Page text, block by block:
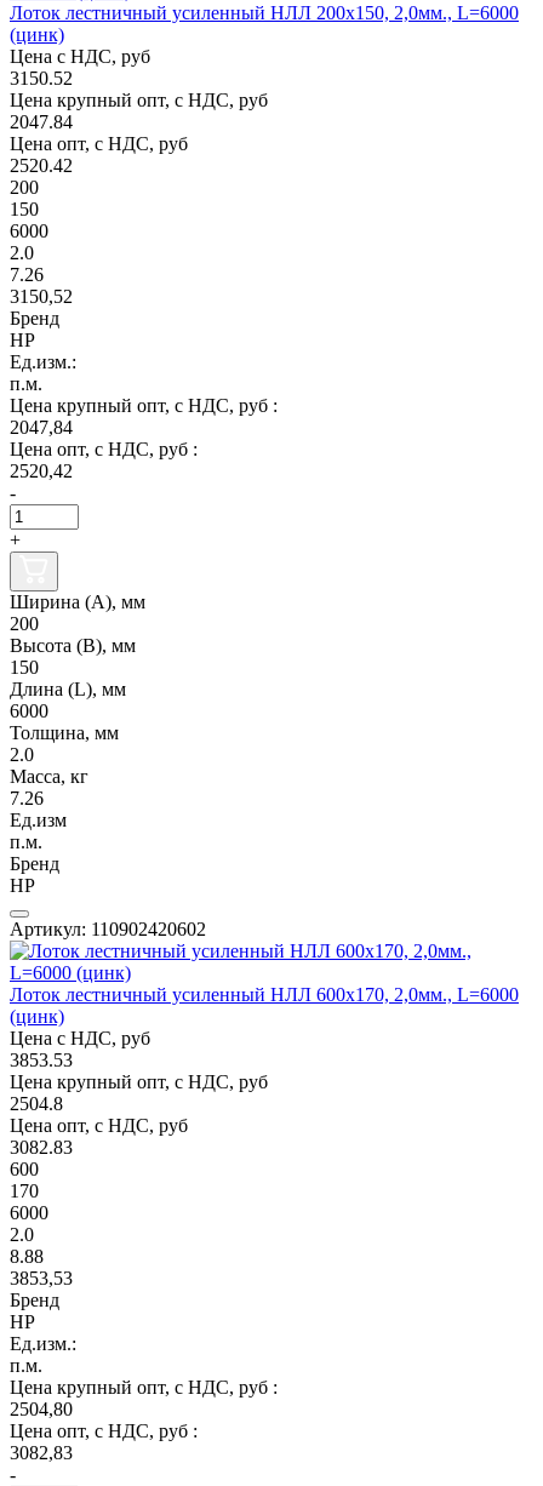
Лоток лестничный усиленный НЛЛ 200х150, 2,0мм., L=6000
(цинк)
Цена с НДС, руб
3150.52
Цена крупный опт, с НДС, руб
2047.84
Цена опт, с НДС, руб
2520.42
200
150
6000
2.0
7.26
3150,52
Бренд
НР
Ед.изм.:
п.м.
Цена крупный опт, с НДС, руб :
2047,84
Цена опт, с НДС, руб :
2520,42
-
+
Ширина (А), мм
200
Высота (В), мм
150
Длина (L), мм
6000
Толщина, мм
2.0
Масса, кг
7.26
Ед.изм
п.м.
Бренд
НР
Артикул: 110902420602
Лоток лестничный усиленный НЛЛ 600х170, 2,0мм., L=6000
(цинк)
Цена с НДС, руб
3853.53
Цена крупный опт, с НДС, руб
2504.8
Цена опт, с НДС, руб
3082.83
600
170
6000
2.0
8.88
3853,53
Бренд
НР
Ед.изм.:
п.м.
Цена крупный опт, с НДС, руб :
2504,80
Цена опт, с НДС, руб :
3082,83
-